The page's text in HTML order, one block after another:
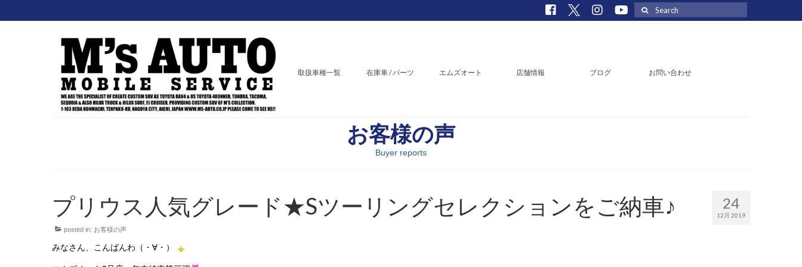
Search
for:
取扱車種一覧 在庫車 / パーツ エムズオート 店舗情報 ブログ お問い合わせ
お客様の声
Buyer reports
24
12月 2019
プリウス人気グレード★Sツーリングセレクションをご納車♪
posted in: お客様の声
みなさん、こんばんわ（・∀・）